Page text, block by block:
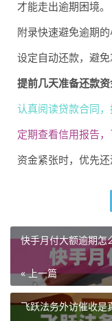
才能走出逾期困境。
附录快速避免逾期
设定自动还款，避免
提前几天准备还款资
认真阅读贷款合同，
定期查看信用报告，
资金紧张时，优先还
快手月付大额逾期怎
« 上一篇
飞跃法务外访催收是